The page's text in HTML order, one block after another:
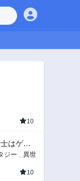
10
はゲー
ジー
異世
10